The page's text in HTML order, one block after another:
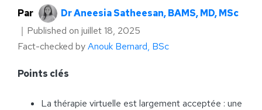
Par
Dr Aneesia Satheesan, BAMS, MD, MSc
｜ Published on juillet 18, 2025
Fact-checked byAnouk Bernard, BSc
Points clés
La thérapie virtuelle est largement acceptée : une